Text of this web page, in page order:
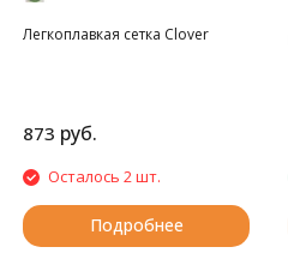
Легкоплавкая сетка Clover
873 руб.
Осталось 2 шт.
Подробнее